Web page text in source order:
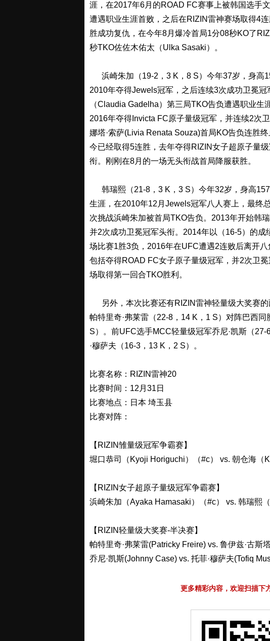
涯，在2017年6月的ROAD FC赛事上被韩国选手
遭遇职业生涯首败，之后在RIZIN雷神赛场取得4
胜成功复仇，在今年8月爆冷首局1分08秒KO了
秒TKO佐佐木佑太（Ulka Sasaki）。
浜崎朱加（19-2，3 K，8 S）今年37岁，身高
2010年夺得Jewels冠军，之后连续3次成功卫冕冠
（Claudia Gadelha）第三局TKO告负遭遇职业
2016年夺得Invicta FC原子量级冠军，并连续2次
娜塔·索萨(Livia Renata Souza)首局KO告负连胜
今已经取得5连胜，去年夺得RIZIN女子超原子量
衔。刚刚在8月的一场无头衔战首局降服获胜。
韩瑞熙（21-8，3 K，3 S）今年32岁，身高
生涯，在2010年12月Jewels冠军八人赛上，最终
次挑战浜崎朱加被首局TKO告负。2013年开始韩
并2次成功卫冕冠军头衔。2014年以（16-5）的
场比赛1胜3负，2016年在UFC遭遇2连败后离开
包括夺得ROAD FC女子原子量级冠军，并2次卫
场取得第一回合TKO胜利。
另外，本次比赛还有RIZIN雷神轻量级大奖赛的
帕特里奇·弗莱雷（22-8，14 K，1 S）对阵巴西
S）。前UFC选手MCC轻量级冠军乔尼·凯斯（
·穆萨夫（16-3，13 K，2 S）。
比赛名称：RIZIN雷神20
比赛时间：12月31日
比赛地点：日本 埼玉县
比赛对阵：
【RIZIN雏量级冠军争霸赛】
堀口恭司（Kyoji Horiguchi）（#c） vs. 朝仓海（
【RIZIN女子超原子量级冠军争霸赛】
浜崎朱加（Ayaka Hamasaki）（#c） vs. 韩瑞熙
【RIZIN轻量级大奖赛-半决赛】
帕特里奇·弗莱雷(Patricky Freire) vs. 鲁伊兹·古斯
乔尼·凯斯(Johnny Case) vs. 托菲·穆萨夫(Tofiq
更多精彩内容，欢迎扫描下